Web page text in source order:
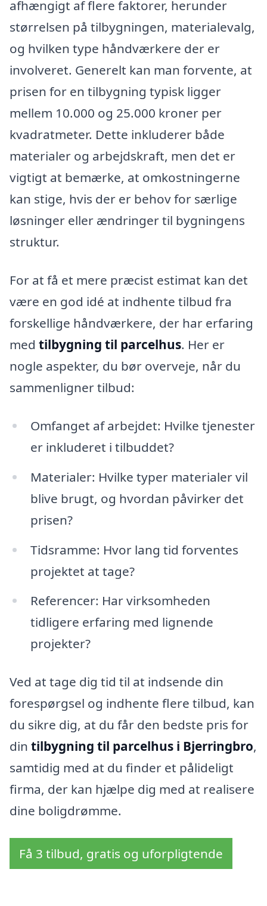
afhængigt af flere faktorer, herunder
størrelsen på tilbygningen, materialevalg,
og hvilken type håndværkere der er
involveret. Generelt kan man forvente, at
prisen for en tilbygning typisk ligger
mellem 10.000 og 25.000 kroner per
kvadratmeter. Dette inkluderer både
materialer og arbejdskraft, men det er
vigtigt at bemærke, at omkostningerne
kan stige, hvis der er behov for særlige
løsninger eller ændringer til bygningens
struktur.
For at få et mere præcist estimat kan det
være en god idé at indhente tilbud fra
forskellige håndværkere, der har erfaring
med tilbygning til parcelhus. Her er
nogle aspekter, du bør overveje, når du
sammenligner tilbud:
Omfanget af arbejdet: Hvilke tjenester
er inkluderet i tilbuddet?
Materialer: Hvilke typer materialer vil
blive brugt, og hvordan påvirker det
prisen?
Tidsramme: Hvor lang tid forventes
projektet at tage?
Referencer: Har virksomheden
tidligere erfaring med lignende
projekter?
Ved at tage dig tid til at indsende din
forespørgsel og indhente flere tilbud, kan
du sikre dig, at du får den bedste pris for
din tilbygning til parcelhus i Bjerringbro,
samtidig med at du finder et pålideligt
firma, der kan hjælpe dig med at realisere
dine boligdrømme.
Få 3 tilbud, gratis og uforpligtende